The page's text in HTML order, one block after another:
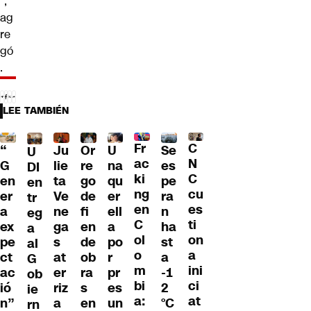
ag
re
gó
.
LEE TAMBIÉN
“
G
en
er
a
ex
pe
ct
ac
ió
n”
U
DI
en
tr
eg
a
al
G
ob
ie
rn
Ju
lie
ta
Ve
ne
ga
s
at
er
riz
a
Or
re
go
de
fi
en
de
ob
ra
s
en
U
na
qu
er
ell
a
po
r
pr
es
un
Fr
ac
ki
ng
en
C
ol
o
m
bi
a:
Se
es
pe
ra
n
ha
st
a
-1
2
°C
C
N
C
cu
es
ti
on
a
ini
ci
at